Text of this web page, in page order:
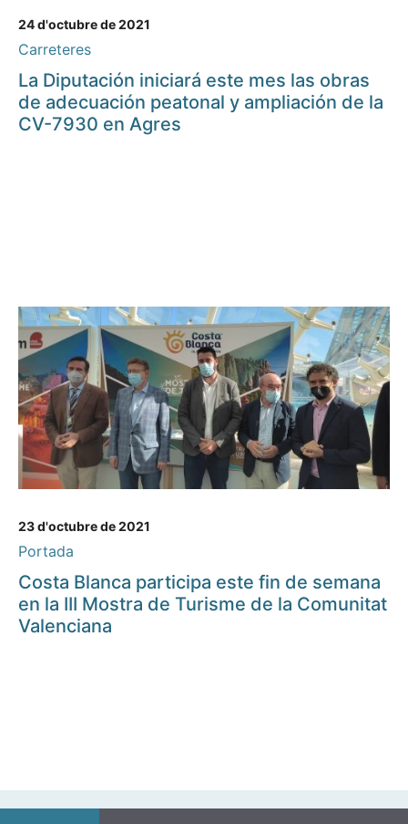
24 d'octubre de 2021
Carreteres
La Diputación iniciará este mes las obras
de adecuación peatonal y ampliación de la
CV-7930 en Agres
23 d'octubre de 2021
Portada
Costa Blanca participa este fin de semana
en la III Mostra de Turisme de la Comunitat
Valenciana